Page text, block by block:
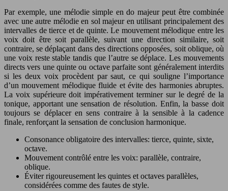
Par exemple, une mélodie simple en do majeur peut être combinée
avec une autre mélodie en sol majeur en utilisant principalement des
intervalles de tierce et de quinte. Le mouvement mélodique entre les
voix doit être soit parallèle, suivant une direction similaire, soit
contraire, se déplaçant dans des directions opposées, soit oblique, où
une voix reste stable tandis que l’autre se déplace. Les mouvements
directs vers une quinte ou octave parfaite sont généralement interdits
si les deux voix procèdent par saut, ce qui souligne l’importance
d’un mouvement mélodique fluide et évite des harmonies abruptes.
La voix supérieure doit impérativement terminer sur le degré de la
tonique, apportant une sensation de résolution. Enfin, la basse doit
toujours se déplacer en sens contraire à la sensible à la cadence
finale, renforçant la sensation de conclusion harmonique.
Consonance obligatoire des intervalles: tierce, quinte, sixte,
octave.
Mouvement contrôlé entre les voix: parallèle, contraire,
oblique.
Éviter rigoureusement les quintes et octaves parallèles,
considérées comme des fautes de style.